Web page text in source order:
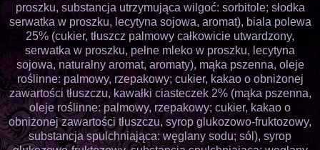
proszku, substancja utrzymująca wilgoć: sorbitole; słodka
serwatka w proszku, lecytyna sojowa, aromat), biala polewa
25% (cukier, tłuszcz palmowy całkowicie utwardzony,
serwatka w proszku, pełne mleko w proszku, lecytyna
sojowa, naturalny aromat, aromaty), mąka pszenna, oleje
roślinne: palmowy, rzepakowy; cukier, kakao o obniżonej
zawartości tłuszczu, kawałki ciasteczek 2% (mąka pszenna,
oleje roślinne: palmowy, rzepakowy; cukier, kakao o
obniżonej zawartości tłuszczu, syrop glukozowo-fruktozowy,
substancja spulchniająca: węglany sodu; sól), syrop